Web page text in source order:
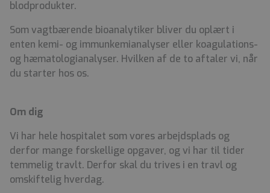
blodprodukter.
Som vagtbærende bioanalytiker bliver du oplært i
enten kemi- og immunkemianalyser eller koagulations-
og hæmatologianalyser. Hvilken af de to aftaler vi, når
du starter hos os.
Om dig
Vi har hele hospitalet som vores arbejdsplads og
derfor mange forskellige opgaver, og vi har til tider
temmelig travlt. Derfor skal du trives i en travl og
omskiftelig hverdag.